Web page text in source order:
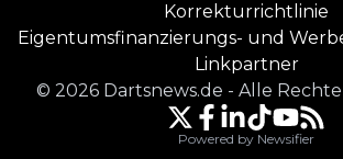
Korrekturrichtlinie
Eigentumsfinanzierungs- und
Linkpartner
© 2026 Dartsnews.de - Alle
Powered by Newsifier